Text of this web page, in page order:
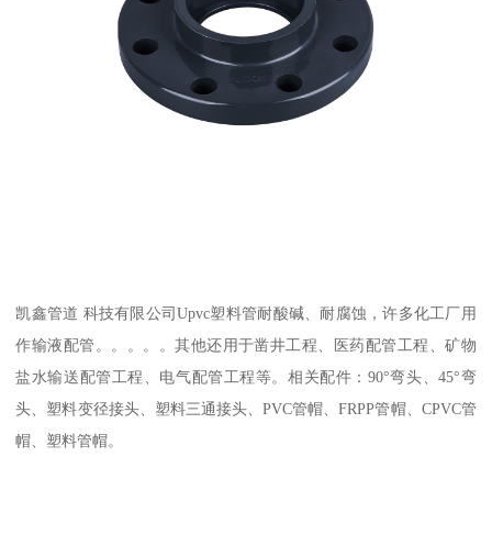
凯鑫管道 科技有限公司Upvc塑料管耐酸碱、耐腐蚀，许多化工厂用
作输液配管。。。。。其他还用于凿井工程、医药配管工程、矿物
盐水输送配管工程、电气配管工程等。相关配件：90°弯头、45°弯
头、塑料变径接头、塑料三通接头、PVC管帽、FRPP管帽、CPVC管
帽、塑料管帽。